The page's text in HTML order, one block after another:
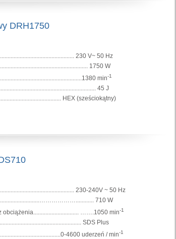
DRH1750
230 V~ 50 Hz
1750 W
min-1
45 J
HEX (sześciokątny)
230-240V ~ 50 Hz
710 W
obciążenia.............................. …….1050 min-1
SDS Plus
4600 uderzeń / min-1